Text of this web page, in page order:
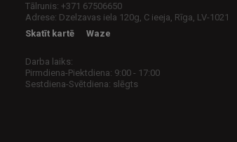
Tālrunis: +371 67506650
Adrese: Dzelzavas iela 120g, C ieeja, Rīga, LV-1021
Skatīt kartē
Waze
Darba laiks:
Pirmdiena-Piektdiena: 9:00 - 17:00
Sestdiena-Svētdiena: slēgts